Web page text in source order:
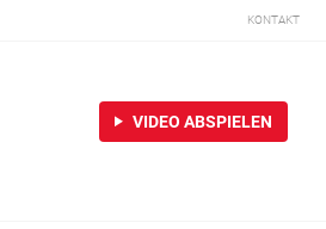
KONTAKT
VIDEO ABSPIELEN